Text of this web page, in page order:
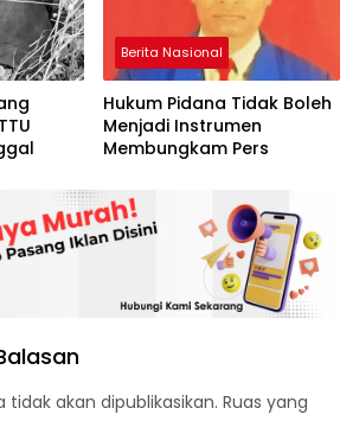
Berita Nasional
Hukum Pidana Tidak Boleh
Menjadi Instrumen
Membungkam Pers
akan dipublikasikan. Ruas yang